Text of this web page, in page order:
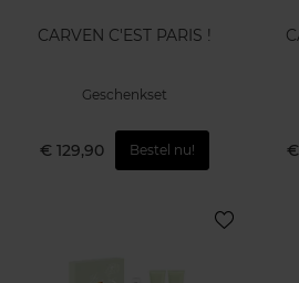
CARVEN C'EST PARIS !
Geschenkset
€ 129,90 Bestel nu!